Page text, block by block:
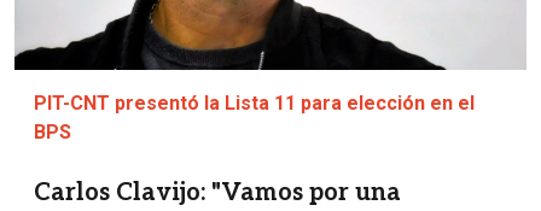
PIT-CNT presentó la Lista 11 para elección en el
BPS
Carlos Clavijo: "Vamos por una